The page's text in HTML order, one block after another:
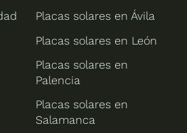
Placas solares en Ávila
Placas solares en León
Placas solares en
Palencia
Placas solares en
Salamanca